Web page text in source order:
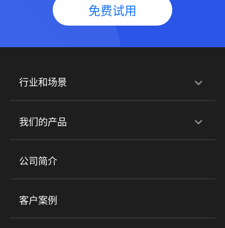
免费试用
行业和场景
行业解决方案
培训机构 职业技能培训 兴趣培训
金融行业
我们的产品
产品
小程序商城 ERP 企微SCRM
社群圈子
公司简介
客户案例